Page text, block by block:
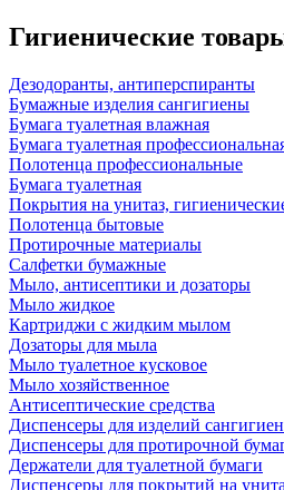
Гигиенические
Дезодоранты, антиперспиранты
Бумажные изделия сангигиены
Бумага туалетная влажная
Бумага туалетная
Полотенца профессиональные
Бумага туалетная
Покрытия на унитаз,
Полотенца бытовые
Протирочные материалы
Салфетки бумажные
Мыло, антисептики и дозаторы
Мыло жидкое
Картриджи с жидким мылом
Дозаторы для мыла
Мыло туалетное кусковое
Мыло хозяйственное
Антисептические средства
Диспенсеры для изделий
Диспенсеры для протирочной
Держатели для туалетной бумаги
Диспенсеры для покрытий на